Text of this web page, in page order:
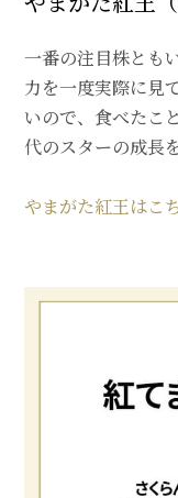
一番の注目株とも
力を一度実際に見
いので、食べたこ
代のスターの成長
やまがた紅王はこ